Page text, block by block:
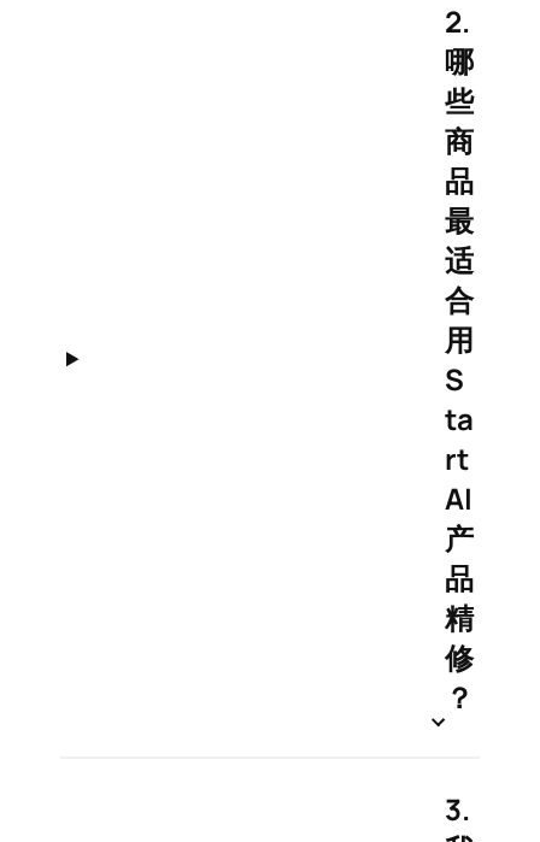
2.
哪
些
商
品
最
适
合
用
S
ta
rt
AI
产
品
精
修
？
3.